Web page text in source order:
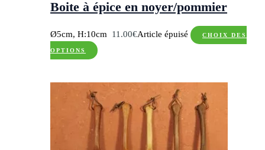
du
produit
Boite à épice en noyer/pommier
Ø5cm, H:10cm 11.00€Article épuisé CHOIX DES
OPTIONS
Ce
plusieurs
variations.
Les